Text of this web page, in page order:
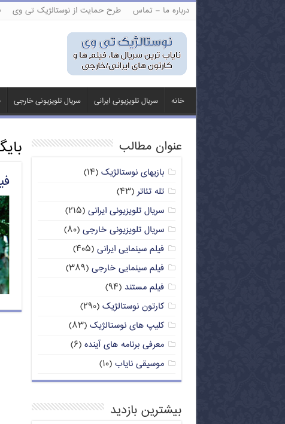
درباره ما – تماس طرح حمایت از نوستالژیک تی وی
خانه سریال تلویزیونی ایرانی سریال تلویزیونی خارجی
عنوان مطالب
بازیهای نوستالژیک (۱۴)
تله تئاتر(۴۳)
سریال تلویزیونی ایرانی (۲۱۵)
سریال تلویزیونی خارجی (۸۰)
فیلم سینمایی ایرانی (۴۰۵)
فیلم سینمایی خارجی (۳۸۹)
فیلم مستند (۹۴)
کارتون نوستالژیک (۲۹۰)
کلیپ های نوستالژیک (۸۳)
معرفی برنامه های آینده (۶)
موسیقی نایاب (۱۰)
بیشترین بازدید